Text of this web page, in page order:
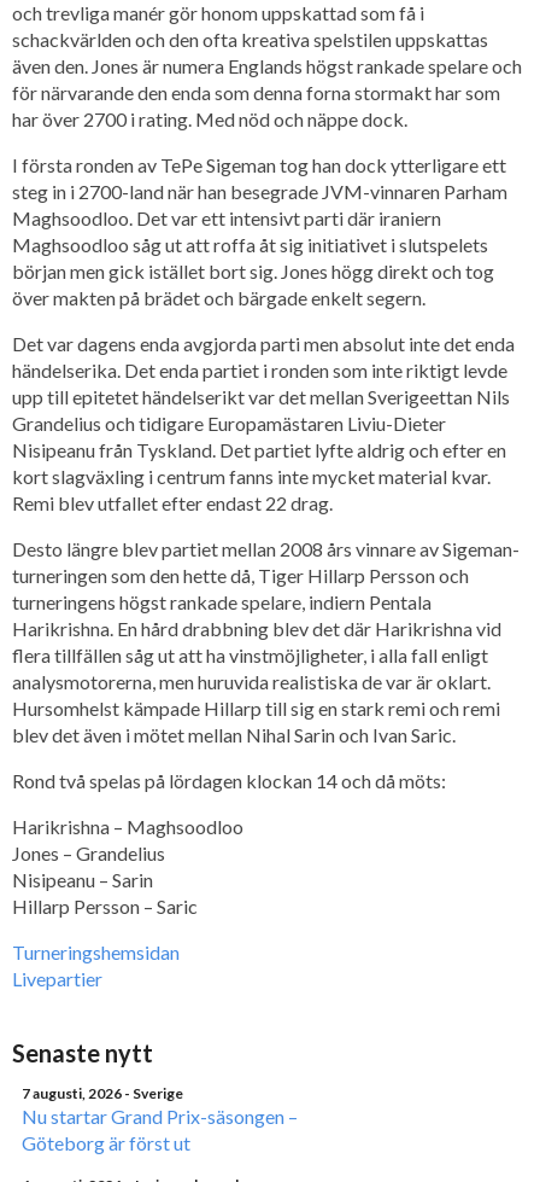
och trevliga manér gör honom uppskattad som få i
schackvärlden och den ofta kreativa spelstilen uppskattas
även den. Jones är numera Englands högst rankade spelare och
för närvarande den enda som denna forna stormakt har som
har över 2700 i rating. Med nöd och näppe dock.
I första ronden av TePe Sigeman tog han dock ytterligare ett
steg in i 2700-land när han besegrade JVM-vinnaren Parham
Maghsoodloo. Det var ett intensivt parti där iraniern
Maghsoodloo såg ut att roffa åt sig initiativet i slutspelets
början men gick istället bort sig. Jones högg direkt och tog
över makten på brädet och bärgade enkelt segern.
Det var dagens enda avgjorda parti men absolut inte det enda
händelserika. Det enda partiet i ronden som inte riktigt levde
upp till epitetet händelserikt var det mellan Sverigeettan Nils
Grandelius och tidigare Europamästaren Liviu-Dieter
Nisipeanu från Tyskland. Det partiet lyfte aldrig och efter en
kort slagväxling i centrum fanns inte mycket material kvar.
Remi blev utfallet efter endast 22 drag.
Desto längre blev partiet mellan 2008 års vinnare av Sigeman-
turneringen som den hette då, Tiger Hillarp Persson och
turneringens högst rankade spelare, indiern Pentala
Harikrishna. En hård drabbning blev det där Harikrishna vid
flera tillfällen såg ut att ha vinstmöjligheter, i alla fall enligt
analysmotorerna, men huruvida realistiska de var är oklart.
Hursomhelst kämpade Hillarp till sig en stark remi och remi
blev det även i mötet mellan Nihal Sarin och Ivan Saric.
Rond två spelas på lördagen klockan 14 och då möts:
Harikrishna – Maghsoodloo
Jones – Grandelius
Nisipeanu – Sarin
Hillarp Persson – Saric
Turneringshemsidan
Livepartier
Senaste nytt
7 augusti, 2026 - Sverige
Nu startar Grand Prix-säsongen –
Göteborg är först ut